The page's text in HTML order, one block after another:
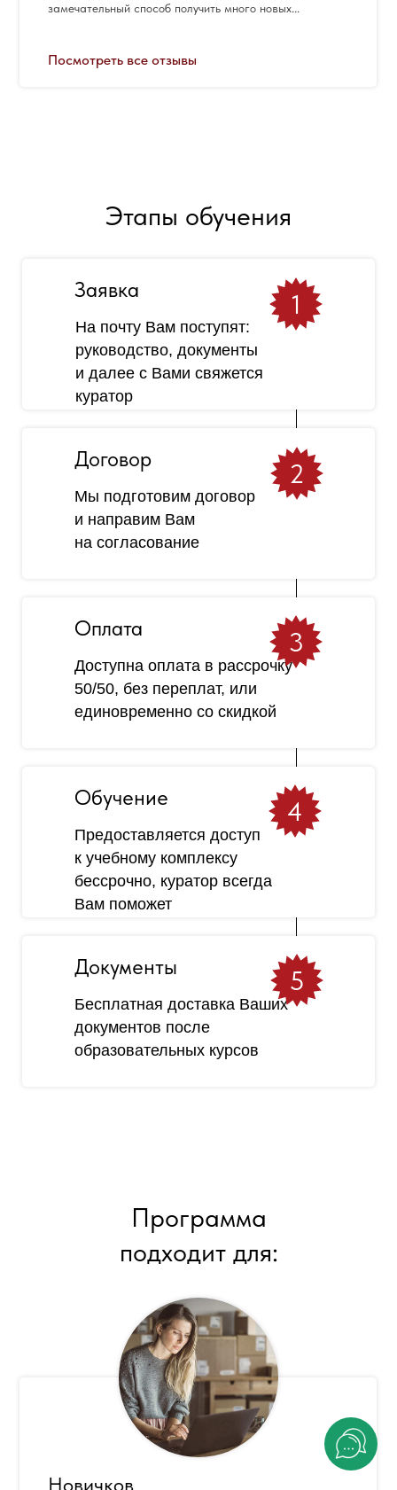
замечательный способ получить много новых...
Посмотреть все отзывы
Этапы обучения
Заявка
На почту Вам поступят:
руководство, документы
и далее с Вами свяжется
куратор
1
Оплата
Доступна оплата в рассрочку
50/50, без переплат, или
единовременно со скидкой
3
Документы
Бесплатная доставка Ваших
документов после
образовательных курсов
5
Договор
Мы подготовим договор
и направим Вам
на согласование
2
Обучение
Предоставляется доступ
к учебному комплексу
бессрочно, куратор всегда
Вам поможет
4
Программа
подходит для:
Новичков